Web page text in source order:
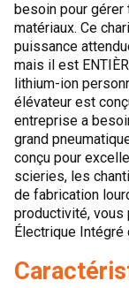
besoin pour gérer
matériaux. Ce
puissance
mais il est
lithium-ion
élévateur est
entreprise a
grand
conçu pour
scieries, les
de fabrication
productivité, vous
Électrique Intégré